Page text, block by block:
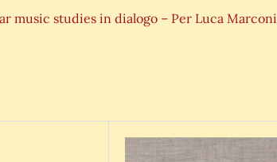
music studies in dialogo – Per Luca